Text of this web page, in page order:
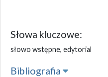
Słowa kluczowe:
słowo wstępne, edytorial
Bibliografia